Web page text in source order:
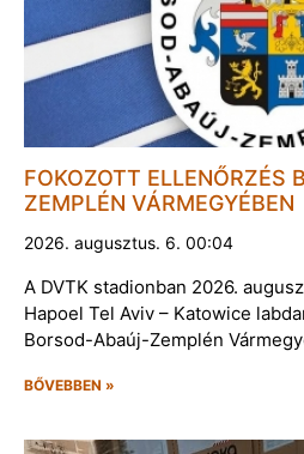
FOKOZOTT ELLENŐRZÉS
ZEMPLÉN VÁRMEGYÉBEN
2026. augusztus. 6. 00:04
A DVTK stadionban 2026.
Hapoel Tel Aviv – Katowice
Borsod-Abaúj-Zemplén
BŐVEBBEN »